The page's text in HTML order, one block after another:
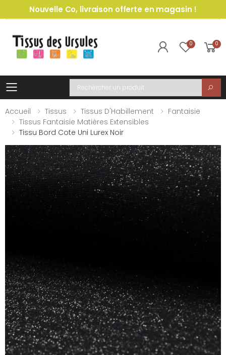
Nouvelle Co, livraison offerte en magasin !
0 0
Toggle mobile menu
Recherche
Accueil
Tissus Tissus D'Habillement
Fantaisie
Tissus Fantaisie Matières Extensibles
Tissu Bord Cote Uni Lurex Noir